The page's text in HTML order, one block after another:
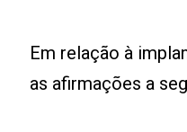
Em relação à
as afirmações a